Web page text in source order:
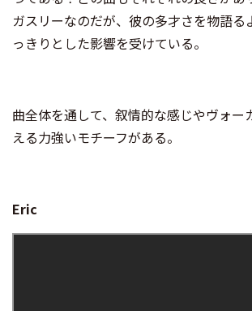
ガスリーなのだが、彼の多才さを物語る
っきりとした影響を受けている。
曲全体を通して、叙情的な感じやヴォー
える力強いモチーフがある。
Eric